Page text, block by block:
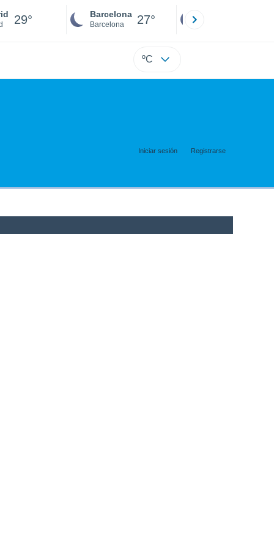
29° Barcelona
Barcelona 27°
ºC
Iniciar sesión Registrarse